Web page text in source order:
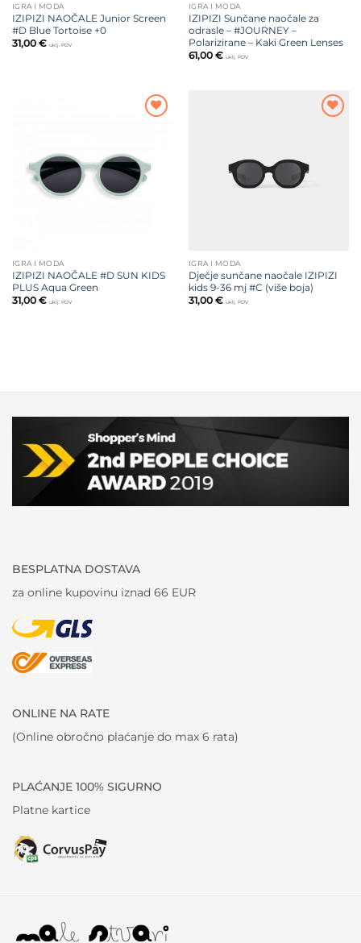
IGRA I MODA
IZIPIZI NAOČALE Junior Screen
#D Blue Tortoise +0
31,00 € uklj. PDV
IGRA I MODA
IZIPIZI Sunčane naočale za
odrasle – #JOURNEY –
Polarizirane – Kaki Green Lenses
61,00 € uklj. PDV
IGRA I MODA
IZIPIZI NAOČALE #D SUN KIDS
PLUS Aqua Green
31,00 € uklj. PDV
IGRA I MODA
Dječje sunčane naočale IZIPIZI
kids 9-36 mj #C (više boja)
31,00 € uklj. PDV
BESPLATNA DOSTAVA
za online kupovinu iznad 66 EUR
ONLINE NA RATE
(Online obročno plaćanje do max 6 rata)
PLAĆANJE 100% SIGURNO
Platne kartice